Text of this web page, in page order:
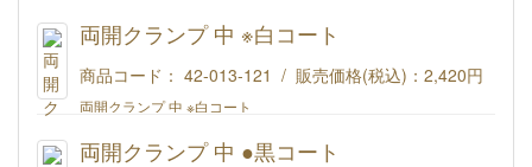
両開クランプ 中 ※白コート
商品コード： 42-013-121 / 販売価格(税込)： 2,420円
両開クランプ 中 ※白コート
両開クランプ 中 ●黒コート